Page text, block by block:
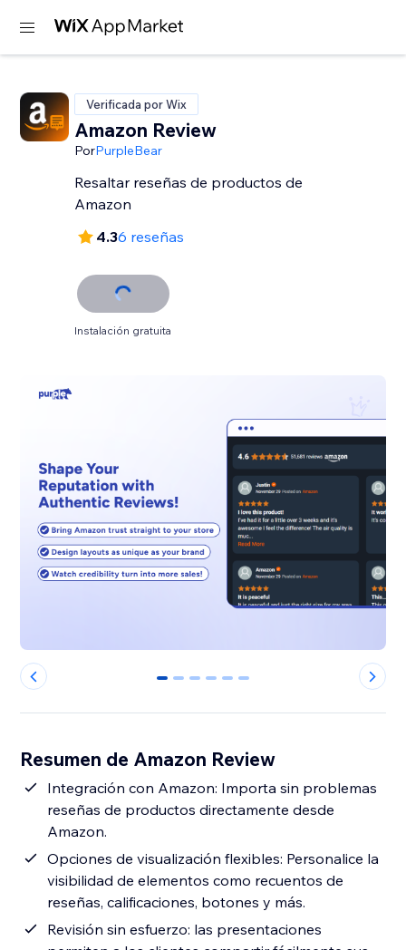
Verificada por Wix
Amazon Review
PorPurpleBear
Resaltar reseñas de productos de
Amazon
4.36 reseñas
Instalación gratuita
0 1 2 3 4 5
Resumen de Amazon Review
Integración con Amazon: Importa sin problemas
reseñas de productos directamente desde
Amazon.
Opciones de visualización flexibles: Personalice la
visibilidad de elementos como recuentos de
reseñas, calificaciones, botones y más.
Revisión sin esfuerzo: las presentaciones